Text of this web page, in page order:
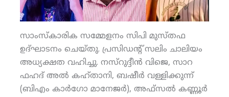
സാംസ്‌കാരിക സമ്മേളനം സിപി മുസ്തഫ
ഉദ്ഘാടനം ചെയ്തു. പ്രസിഡന്റ് സലിം ചാലിയം
അധ്യക്ഷത വഹിച്ചു. നസ്‌റുദ്ദീന്‍ വിജെ, സാറ
ഫഹദ് അല്‍ കഹ്താനി, ബഷീര്‍ വള്ളിക്കുന്ന്
(ബിഎം കാര്‍ഗോ മാനേജര്‍), അഫ്‌സല്‍ കണ്ണൂര്‍